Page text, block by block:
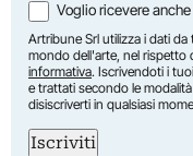
Voglio ricevere
Artribune Srl utilizza i dati
mondo dell'arte, nel rispetto
informativa. Iscrivendoti i
e trattati secondo le
disiscriverti in qualsiasi
Iscriviti